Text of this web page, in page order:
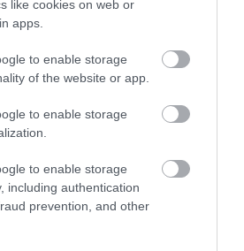
like cookies on web or
apps.
to enable storage
of the website or app.
to enable storage
to enable storage
including authentication
prevention, and other